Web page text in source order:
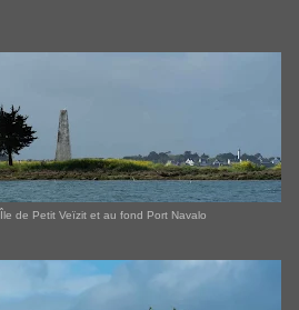
Île de Petit Veïzit et au fond Port Navalo